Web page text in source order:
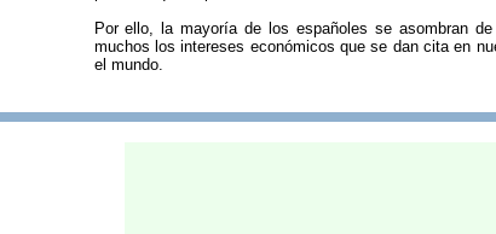
Por ello, la mayoría de los españoles se asombran
muchos los intereses económicos que se dan cita en
el mundo.